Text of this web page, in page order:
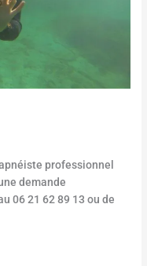
professionnel
demande
06 21 62 89 13 ou de